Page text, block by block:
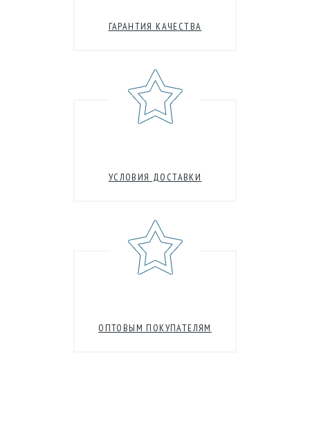
ГАРАНТИЯ КАЧЕСТВА
УСЛОВИЯ ДОСТАВКИ
ОПТОВЫМ ПОКУПАТЕЛЯМ